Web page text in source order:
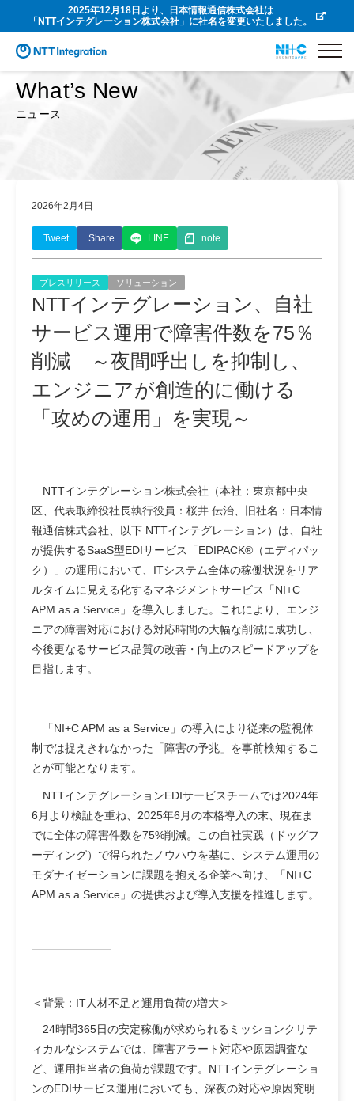
2025年12月18日より、日本情報通信株式会社は
「NTTインテグレーション株式会社」に社名を変更いたしました。
What’s New
ニュース
2026年2月4日
Tweet Share LINE note
プレスリリース ソリューション
NTTインテグレーション、自社
サービス運用で障害件数を75％
削減 ～夜間呼出しを抑制し、
エンジニアが創造的に働ける
「攻めの運用」を実現～
NTTインテグレーション株式会社（本社：東京都中央
区、代表取締役社長執行役員：桜井 伝治、旧社名：日本情
報通信株式会社、以下 NTTインテグレーション）は、自社
が提供するSaaS型EDIサービス「EDIPACK®（エディパッ
ク）」の運用において、ITシステム全体の稼働状況をリア
ルタイムに見える化するマネジメントサービス「NI+C
APM as a Service」を導入しました。これにより、エンジ
ニアの障害対応における対応時間の大幅な削減に成功し、
今後更なるサービス品質の改善・向上のスピードアップを
目指します。
「NI+C APM as a Service」の導入により従来の監視体
制では捉えきれなかった「障害の予兆」を事前検知するこ
とが可能となります。
NTTインテグレーションEDIサービスチームでは2024年
6月より検証を重ね、2025年6月の本格導入の末、現在ま
でに全体の障害件数を75%削減。この自社実践（ドッグフ
ーディング）で得られたノウハウを基に、システム運用の
モダナイゼーションに課題を抱える企業へ向け、「NI+C
APM as a Service」の提供および導入支援を推進します。
＜背景：IT人材不足と運用負荷の増大＞
24時間365日の安定稼働が求められるミッションクリテ
ィカルなシステムでは、障害アラート対応や原因調査な
ど、運用担当者の負荷が課題です。NTTインテグレーショ
ンのEDIサービス運用においても、深夜の対応や原因究明